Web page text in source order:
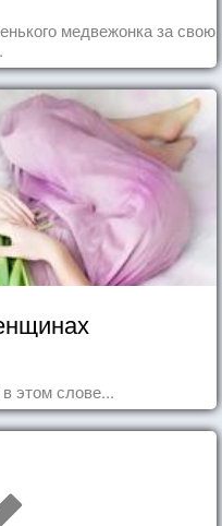
медвежонка за свою
этом слове...